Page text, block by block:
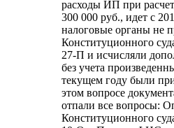
расходы ИП при
300 000 руб., идет с
налоговые органы не
Конституционного
27-П и исчисляли
без учета
текущем году были
этом вопросе
отпали все вопросы:
Конституционного